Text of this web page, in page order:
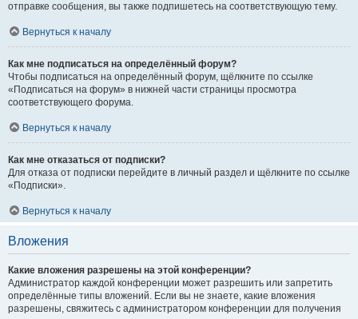
отправке сообщения, вы также подпишетесь на соответствующую тему.
Вернуться к началу
Как мне подписаться на определённый форум?
Чтобы подписаться на определённый форум, щёлкните по ссылке
«Подписаться на форум» в нижней части страницы просмотра
соответствующего форума.
Вернуться к началу
Как мне отказаться от подписки?
Для отказа от подписки перейдите в личный раздел и щёлкните по ссылке
«Подписки».
Вернуться к началу
Вложения
Какие вложения разрешены на этой конференции?
Администратор каждой конференции может разрешить или запретить
определённые типы вложений. Если вы не знаете, какие вложения
разрешены, свяжитесь с администратором конференции для получения